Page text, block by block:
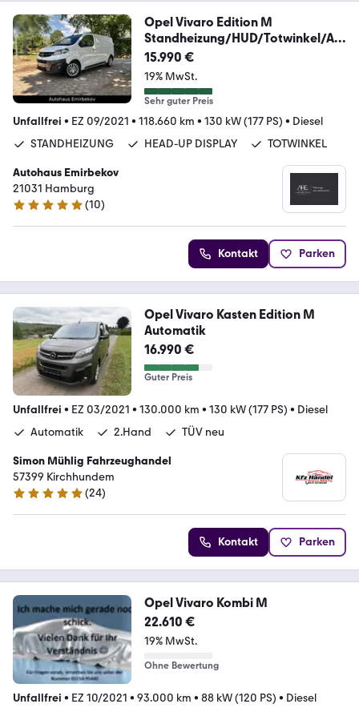
Opel Vivaro Edition M
Standheizung/HUD/Totwinkel/AU
T
15.990 €
19% MwSt.
Sehr guter Preis
Unfallfrei • EZ 09/2021 • 118.660 km • 130 kW (177 PS) • Diesel
STANDHEIZUNG
HEAD-UP DISPLAY TOTWINKEL
Autohaus Emirbekov
21031 Hamburg
5 Sterne
(10)
Kontakt Parken
Opel Vivaro Kasten Edition M
Automatik
16.990 €
Guter Preis
Unfallfrei • EZ 03/2021 • 130.000 km • 130 kW (177 PS) • Diesel
Automatik
2.Hand TÜV neu
Simon Mühlig Fahrzeughandel
57399 Kirchhundem
5 Sterne
(24)
Kontakt Parken
Opel Vivaro Kombi M
22.610 €
19% MwSt.
Ohne Bewertung
Unfallfrei • EZ 10/2021 • 93.000 km • 88 kW (120 PS) • Diesel